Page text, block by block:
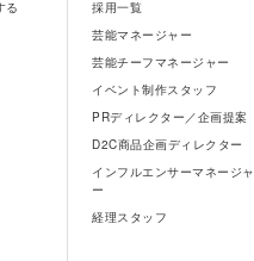
る
採用一覧
芸能マネージャー
芸能チーフマネージャー
イベント制作スタッフ
PRディレクター／企画提案
D2C商品企画ディレクター
インフルエンサーマネージャ
ー
経理スタッフ